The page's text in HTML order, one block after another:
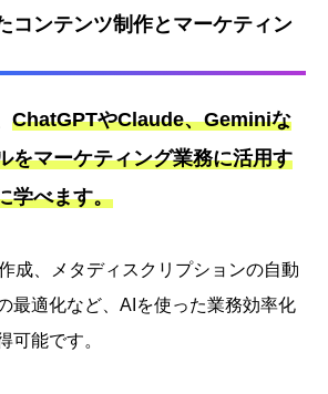
コンテンツ制作とマーケティン
ChatGPTやClaude、Geminiな
をマーケティング業務に活用す
学べます。
成、メタディスクリプションの自動
最適化など、AIを使った業務効率化
可能です。